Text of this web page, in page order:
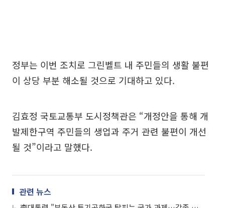
정부는 이번 조치로 그린벨트 내 주민들의 생활 불편
이 상당 부분 해소될 것으로 기대하고 있다.
김효정 국토교통부 도시정책관은 “개정안을 통해 개
발제한구역 주민들의 생업과 주거 관련 불편이 개선
될 것”이라고 말했다.
관련 뉴스